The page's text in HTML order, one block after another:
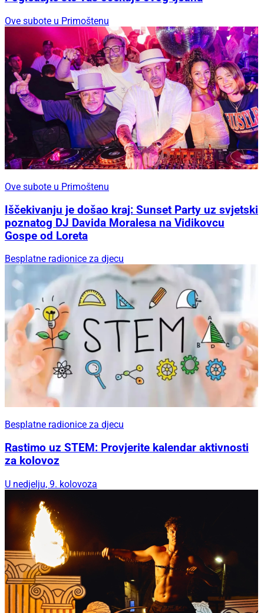
Ove subote u Primoštenu
Ove subote u Primoštenu
Iščekivanju je došao kraj: Sunset Party uz svjetski
poznatog DJ Davida Moralesa na Vidikovcu
Gospe od Loreta
Besplatne radionice za djecu
Besplatne radionice za djecu
Rastimo uz STEM: Provjerite kalendar aktivnosti
za kolovoz
U nedjelju, 9. kolovoza